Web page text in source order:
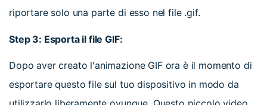
riportare solo una parte di esso nel file .gif.
Step 3: Esporta il file GIF:
Dopo aver creato l'animazione GIF ora è il momento di
esportare questo file sul tuo dispositivo in modo da